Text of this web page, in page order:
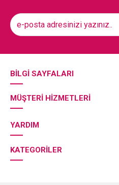
BILGI SAYFALARI
MÜŞTERI HIZMETLERI
YARDIM
KATEGORILER